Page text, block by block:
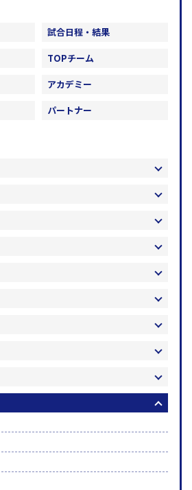
試合日程・結果
TOPチーム
アカデミー
パートナー